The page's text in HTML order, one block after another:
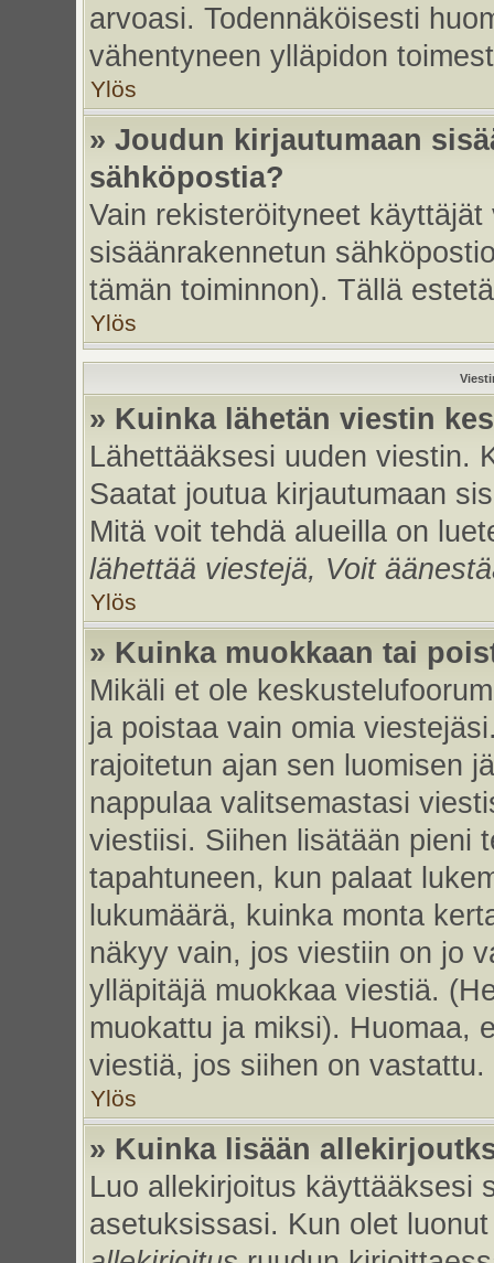
arvoasi. Todennäköisesti
vähentyneen ylläpidon
Ylös
» Joudun kirjautumaan
sähköpostia?
Vain rekisteröityneet
sisäänrakennetun
tämän toiminnon). Tällä
Ylös
» Kuinka lähetän viestin
Lähettääksesi uuden viestin.
Saatat joutua kirjautumaan
Mitä voit tehdä alueilla on
lähettää viestejä, Voit
Ylös
» Kuinka muokkaan tai
Mikäli et ole
ja poistaa vain omia
rajoitetun ajan sen luomisen
nappulaa valitsemastasi
viestiisi. Siihen lisätään pieni
tapahtuneen, kun palaat
lukumäärä, kuinka monta
näkyy vain, jos viestiin on jo
ylläpitäjä muokkaa viestiä.
muokattu ja miksi). Huomaa,
viestiä, jos siihen on vastattu.
Ylös
» Kuinka lisään
Luo allekirjoitus käyttääksesi
asetuksissasi. Kun olet